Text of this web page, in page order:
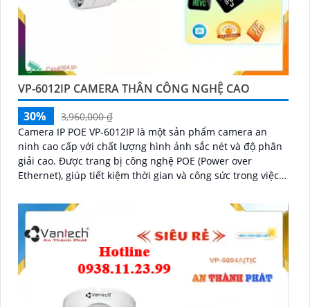
VP-6012IP CAMERA THÂN CÔNG NGHỆ CAO
30%
3,960,000 ₫
Camera IP POE VP-6012IP là một sản phẩm camera an
ninh cao cấp với chất lượng hình ảnh sắc nét và độ phân
giải cao. Được trang bị công nghệ POE (Power over
Ethernet), giúp tiết kiệm thời gian và công sức trong việc